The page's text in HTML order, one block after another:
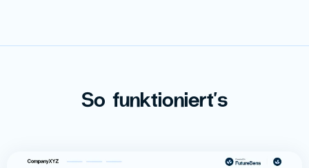
So funktioniert's